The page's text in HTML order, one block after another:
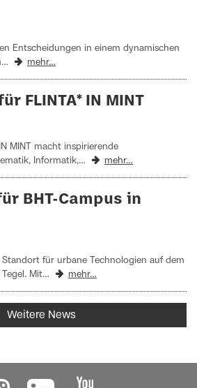
Entscheidungen in einem dynamischen
mehr…
FLINTA* IN MINT
MINT macht inspirierende
Informatik,…
mehr…
BHT-Campus in
Standort für urbane Technologien auf dem
Mit…
mehr…
Weitere News